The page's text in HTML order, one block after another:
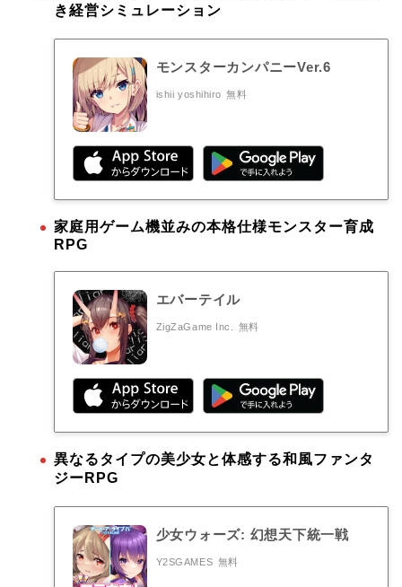
き経営シミュレーション
モンスターカンパニーVer.6
ishii yoshihiro 無料
家庭用ゲーム機並みの本格仕様モンスター育成
RPG
エバーテイル
ZigZaGame Inc. 無料
異なるタイプの美少女と体感する和風ファンタ
ジーRPG
少女ウォーズ: 幻想天下統一戦
Y2SGAMES 無料